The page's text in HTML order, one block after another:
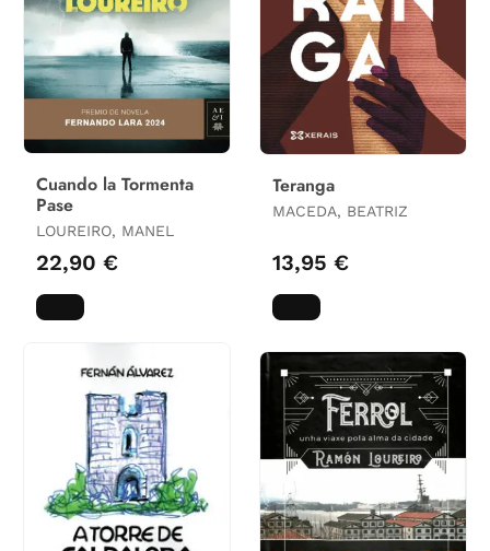
Cuando la Tormenta
Pase
LOUREIRO, MANEL
22,90 €
Teranga
MACEDA, BEATRIZ
13,95 €